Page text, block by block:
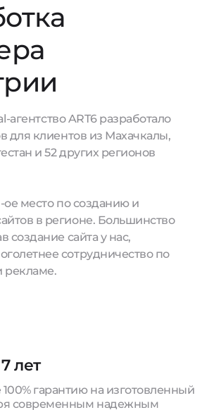
агентство ART6 разработало
для клиентов из Махачкалы,
и 52 других регионов
ое место по созданию и
в регионе. Большинство
создание сайта у нас,
сотрудничество по
лет
гарантию на изготовленный
современным надежным